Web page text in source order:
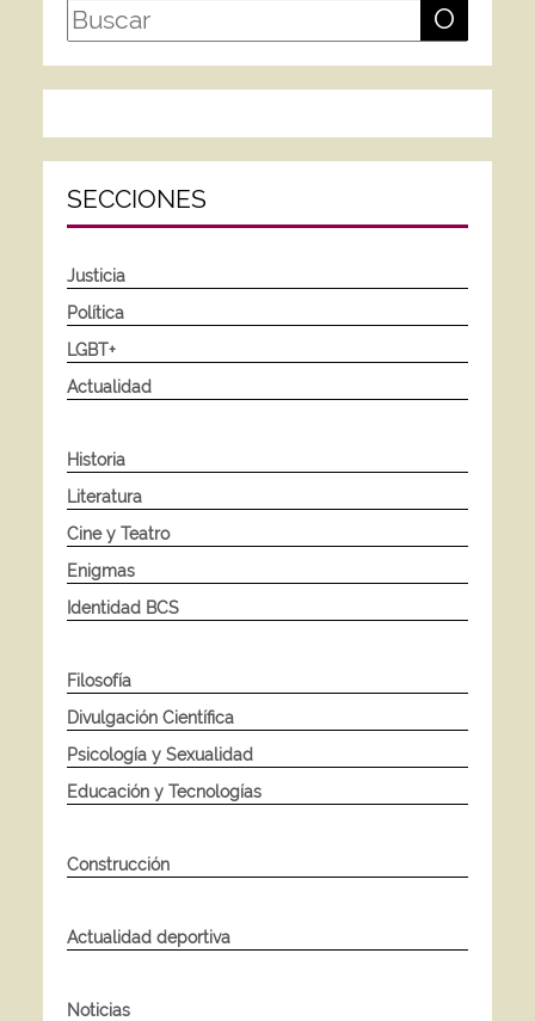
O
SECCIONES
Justicia
Política
LGBT+
Actualidad
Historia
Literatura
Cine y Teatro
Enigmas
Identidad BCS
Filosofía
Divulgación Científica
Psicología y Sexualidad
Educación y Tecnologías
Construcción
Actualidad deportiva
Noticias